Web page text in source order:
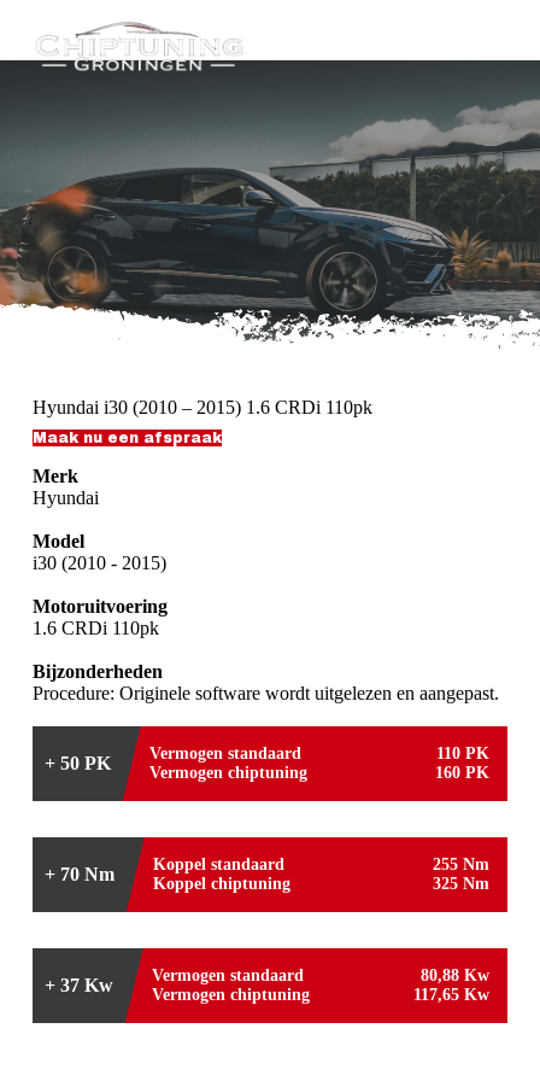
n
i
n
h
u
d
Hyundai i30 (2010 – 2015) 1.6 CRDi 110pk
Maak nu een afspraak
Merk
Hyundai
Model
i30 (2010 - 2015)
Motoruitvoering
1.6 CRDi 110pk
Bijzonderheden
Procedure: Originele software wordt uitgelezen en aangepast.
+ 50 PK Vermogen standaard
110 PK
Vermogen chiptuning
160 PK
+ 70 Nm Koppel standaard
255 Nm
Koppel chiptuning
325 Nm
+ 37 Kw Vermogen standaard
80,88 Kw
Vermogen chiptuning
117,65 Kw